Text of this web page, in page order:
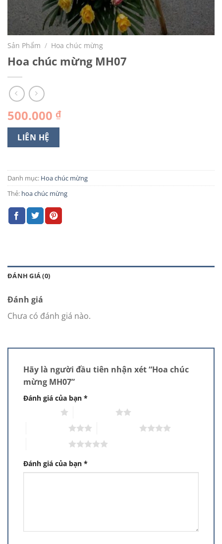
Sản Phẩm / Hoa chúc mừng
Hoa chúc mừng MH07
500.000 ₫
LIÊN HỆ
Danh mục: Hoa chúc mừng
Thẻ: hoa chúc mừng
ĐÁNH GIÁ (0)
Đánh giá
Chưa có đánh giá nào.
Hãy là người đầu tiên nhận xét “Hoa chúc
mừng MH07”
Đánh giá của bạn *
Đánh giá của bạn *